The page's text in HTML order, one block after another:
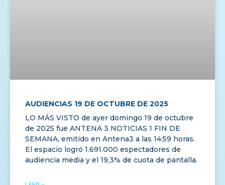
AUDIENCIAS 19 DE OCTUBRE DE 2025
LO MÁS VISTO de ayer domingo 19 de octubre
de 2025 fue ANTENA 3 NOTICIAS 1 FIN DE
SEMANA, emitido en Antena3 a las 14:59 horas.
El espacio logró 1.691.000 espectadores de
audiencia media y el 19,3% de cuota de pantalla.